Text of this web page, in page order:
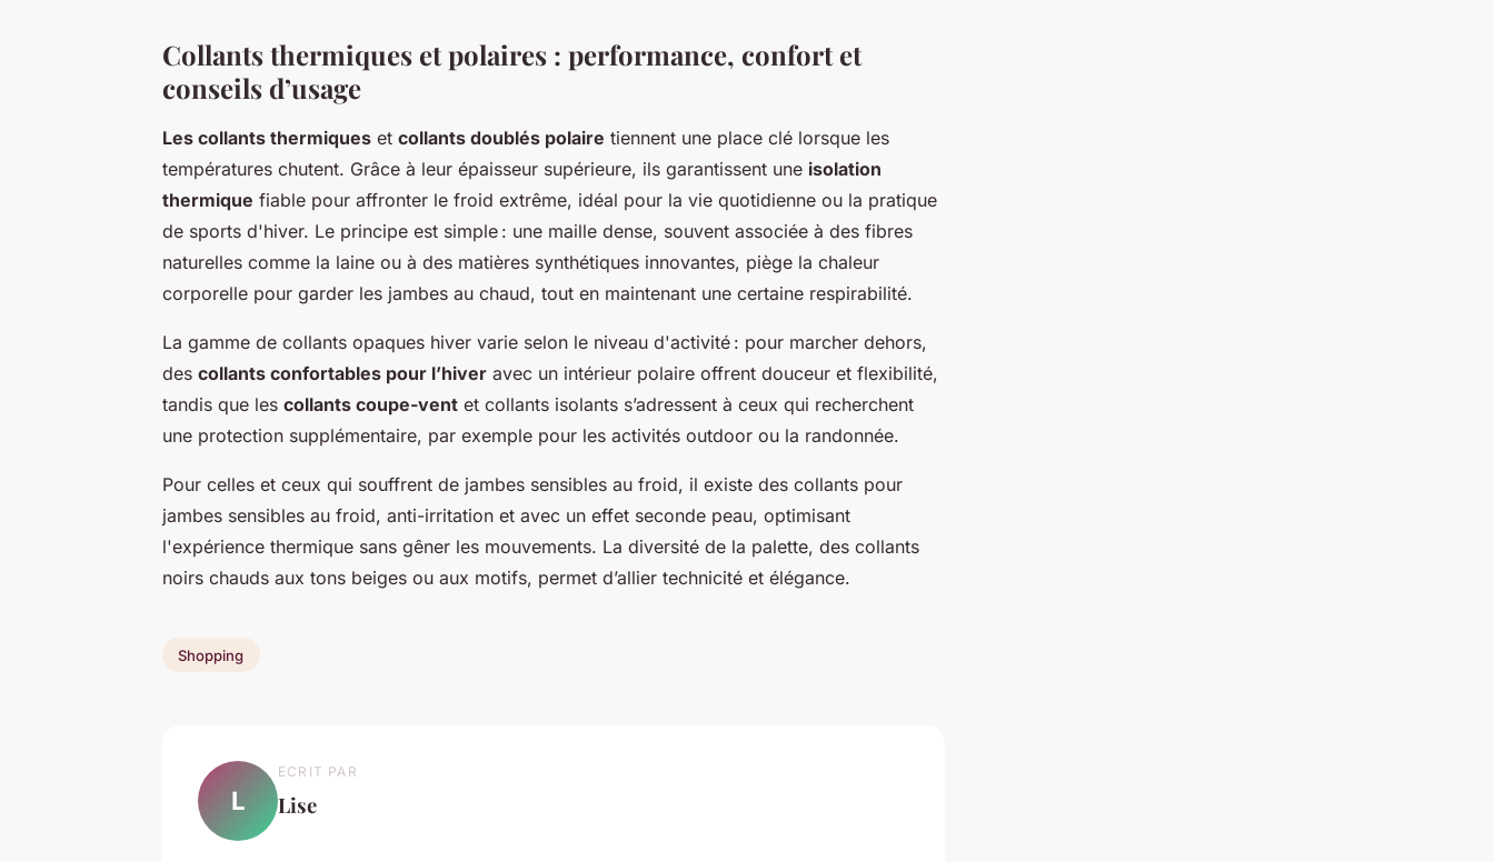
Collants thermiques et polaires : performance, confort et
conseils d’usage
Les collants thermiques et collants doublés polaire tiennent une place clé lorsque les
températures chutent. Grâce à leur épaisseur supérieure, ils garantissent une isolation
thermique fiable pour affronter le froid extrême, idéal pour la vie quotidienne ou la pratique
de sports d'hiver. Le principe est simple : une maille dense, souvent associée à des fibres
naturelles comme la laine ou à des matières synthétiques innovantes, piège la chaleur
corporelle pour garder les jambes au chaud, tout en maintenant une certaine respirabilité.
La gamme de collants opaques hiver varie selon le niveau d'activité : pour marcher dehors,
des collants confortables pour l’hiver avec un intérieur polaire offrent douceur et flexibilité,
tandis que les collants coupe-vent et collants isolants s’adressent à ceux qui recherchent
une protection supplémentaire, par exemple pour les activités outdoor ou la randonnée.
Pour celles et ceux qui souffrent de jambes sensibles au froid, il existe des collants pour
jambes sensibles au froid, anti-irritation et avec un effet seconde peau, optimisant
l'expérience thermique sans gêner les mouvements. La diversité de la palette, des collants
noirs chauds aux tons beiges ou aux motifs, permet d’allier technicité et élégance.
Shopping
L
ECRIT PAR
Lise